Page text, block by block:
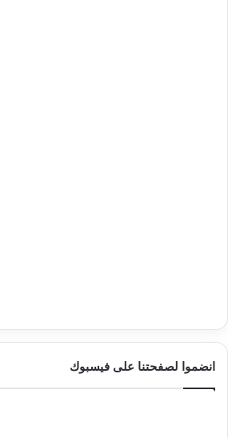
انضموا لصفحتنا على فيسبوك